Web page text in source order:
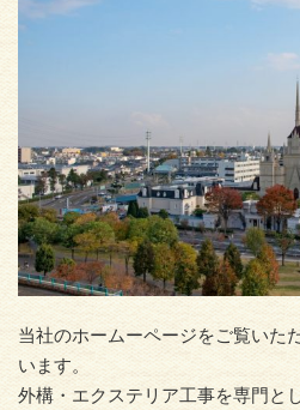
当社のホームーページをご覧いた
います。
外構・エクステリア工事を専門と